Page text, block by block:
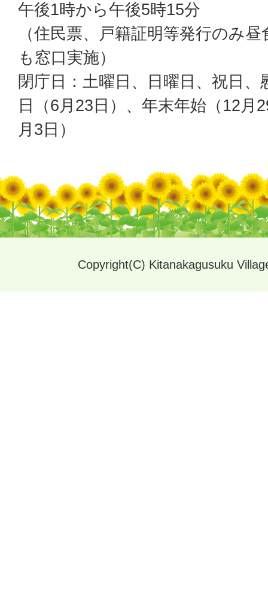
午後1時から午後5時15分
（住民票、戸籍証明等発行のみ昼
も窓口実施）
閉庁日：土曜日、日曜日、祝日、
日（6月23日）、年末年始（12月
月3日）
Copyright(C) Kitanakagusuku